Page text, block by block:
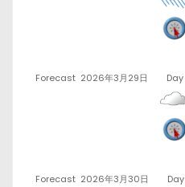
Forecast 2026年3月29日 Day
Forecast 2026年3月30日 Day